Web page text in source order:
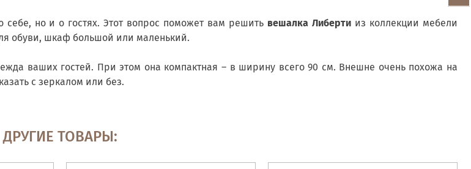
но и о гостях. Этот вопрос поможет вам решить вешалка Либерти из коллекции мебели
обуви, шкаф большой или маленький.
ваших гостей. При этом она компактная – в ширину всего 90 см. Внешне очень похожа на
с зеркалом или без.
ДРУГИЕ ТОВАРЫ: